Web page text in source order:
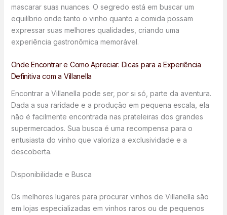
mascarar suas nuances. O segredo está em buscar um
equilíbrio onde tanto o vinho quanto a comida possam
expressar suas melhores qualidades, criando uma
experiência gastronômica memorável.
Onde Encontrar e Como Apreciar: Dicas para a Experiência
Definitiva com a Villanella
Encontrar a Villanella pode ser, por si só, parte da aventura.
Dada a sua raridade e a produção em pequena escala, ela
não é facilmente encontrada nas prateleiras dos grandes
supermercados. Sua busca é uma recompensa para o
entusiasta do vinho que valoriza a exclusividade e a
descoberta.
Disponibilidade e Busca
Os melhores lugares para procurar vinhos de Villanella são
em lojas especializadas em vinhos raros ou de pequenos